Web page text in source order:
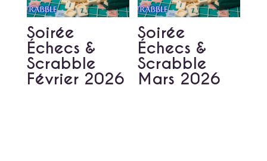
Soirée
Échecs &
Scrabble
Février 2026
Soirée
Échecs &
Scrabble
Mars 2026